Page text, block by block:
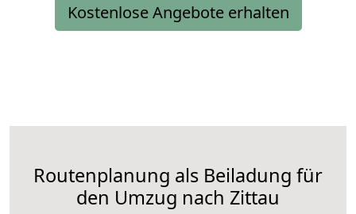
Kostenlose Angebote erhalten
Routenplanung als Beiladung für
den Umzug nach Zittau